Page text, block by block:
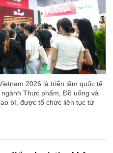
2026 là triển lãm quốc tế
Thực phẩm, Đồ uống và
bì, được tổ chức liên tục từ